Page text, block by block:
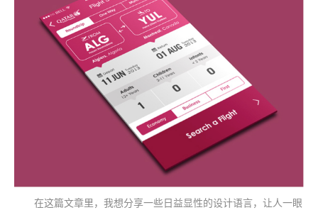
在这篇文章里，我想分享一些日益显性的设计语言，让人一眼